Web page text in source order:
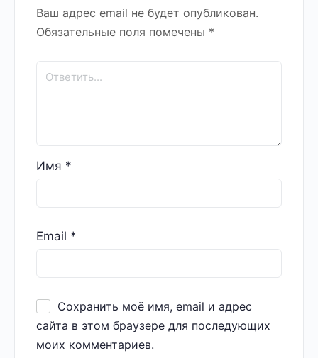
Ваш адрес email не будет опубликован.
Обязательные поля помечены *
Имя *
Email *
Сохранить моё имя, email и адрес
сайта в этом браузере для последующих
моих комментариев.